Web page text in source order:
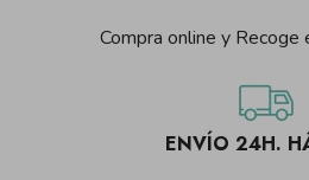
Compra online y Recoge
ENVÍO 24H.